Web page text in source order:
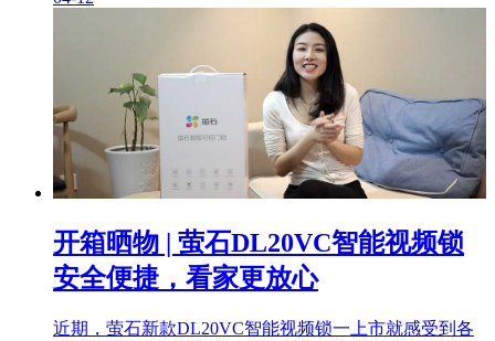
开箱晒物 | 萤石DL20VC智能视频锁
安全便捷，看家更放心
近期，萤石新款DL20VC智能视频锁一上市就感受到各